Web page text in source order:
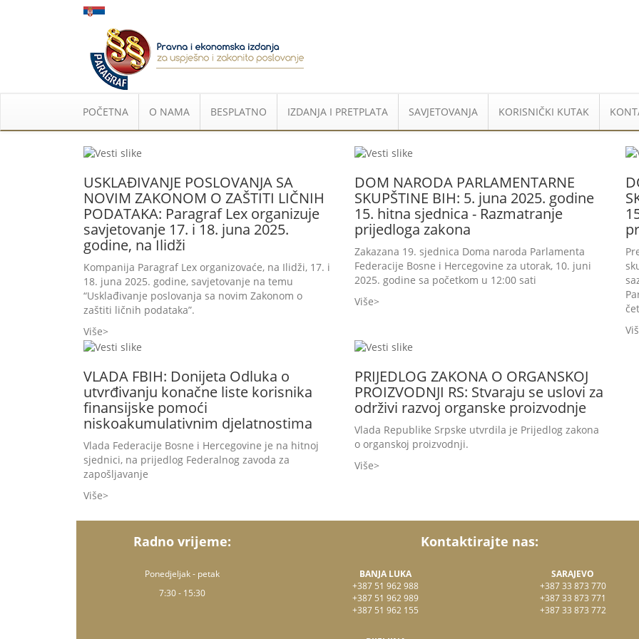
POČETNA O NAMA BESPLATNO IZDANJA I PRETPLATA SAVJETOVANJA KORISNIČKI KUTAK
USKLAĐIVANJE POSLOVANJA SA
NOVIM ZAKONOM O ZAŠTITI LIČNIH
PODATAKA: Paragraf Lex organizuje
savjetovanje 17. i 18. juna 2025.
godine, na Ilidži
Kompanija Paragraf Lex organizovaće, na Ilidži, 17. i
18. juna 2025. godine, savjetovanje na temu
“Usklađivanje poslovanja sa novim Zakonom o
zaštiti ličnih podataka”.
Više
DOM NARODA PARLAMENTARNE
SKUPŠTINE BIH: 5. juna 2025. godine
15. hitna sjednica - Razmatranje
prijedloga zakona
Zakazana 19. sjednica Doma naroda Parlamenta
Federacije Bosne i Hercegovine za utorak, 10. juni
2025. godine sa početkom u 12:00 sati
Više
VLADA FBIH: Donijeta Odluka o
utvrđivanju konačne liste korisnika
finansijske pomoći
niskoakumulativnim djelatnostima
Vlada Federacije Bosne i Hercegovine je na hitnoj
sjednici, na prijedlog Federalnog zavoda za
zapošljavanje
Više
PRIJEDLOG ZAKONA O ORGANSKOJ
PROIZVODNJI RS: Stvaraju se uslovi za
održivi razvoj organske proizvodnje
Vlada Republike Srpske utvrdila je Prijedlog zakona
o organskoj proizvodnji.
Više
Radno vrijeme:
Ponedjeljak - petak
7:30 - 15:30
Kontaktirajte nas:
BANJA LUKA
+387 51 962 988
+387 51 962 989
+387 51 962 155
SARAJEVO
+387 33 873 770
+387 33 873 771
+387 33 873 772